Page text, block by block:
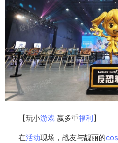
【玩小游戏 赢多重福利】
在活动现场，战友与靓丽的cos